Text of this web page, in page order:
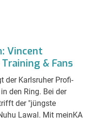
Vincent
& Fans
der Karlsruher Profi-
den Ring. Bei der
der "jüngste
Lawal. Mit meinKA